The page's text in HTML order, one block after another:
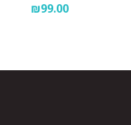
₪99.00